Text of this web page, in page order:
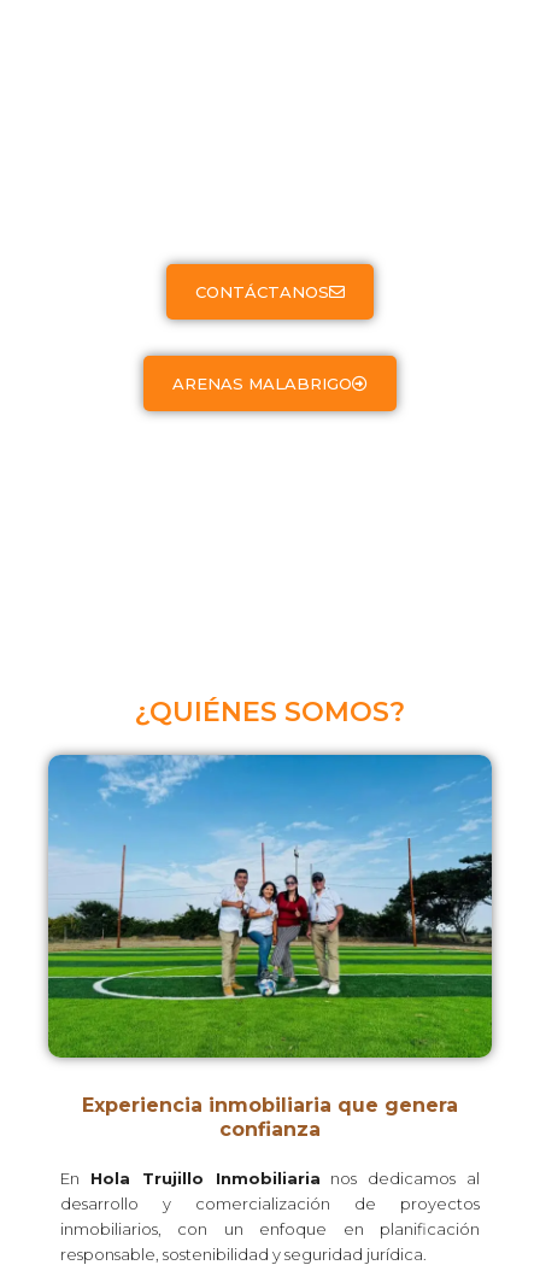
CONTÁCTANOS
ARENAS MALABRIGO
¿QUIÉNES SOMOS?
Experiencia inmobiliaria que genera
confianza
En Hola Trujillo Inmobiliaria nos dedicamos al
desarrollo y comercialización de proyectos
inmobiliarios, con un enfoque en planificación
responsable, sostenibilidad y seguridad jurídica.